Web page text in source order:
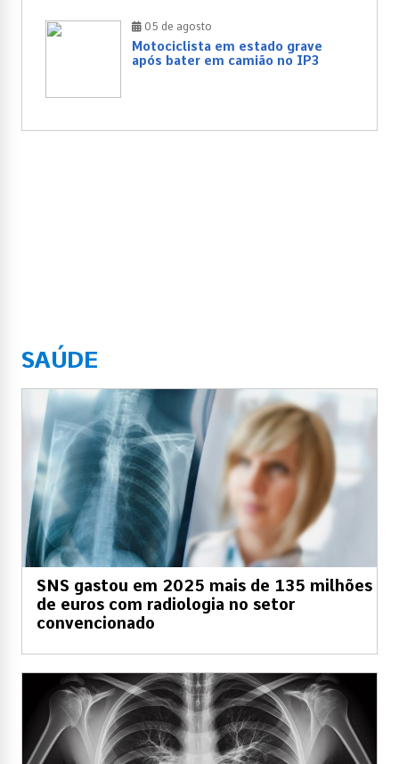
05 de agosto
Motociclista em estado grave
após bater em camião no IP3
SAÚDE
SNS gastou em 2025 mais de 135 milhões
de euros com radiologia no setor
convencionado